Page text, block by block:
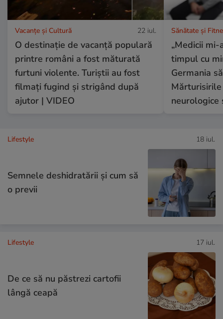
Vacanțe și Cultură 22 iul.
O destinație de vacanță populară
printre români a fost măturată
furtuni violente. Turiștii au fost
filmați fugind și strigând după
ajutor | VIDEO
Sănătate și
„Medicii
timpul cu
Germania
neurologice
Lifestyle 18 iul.
Semnele deshidratării și cum să
o previi
Lifestyle 17 iul.
De ce să nu păstrezi cartofii
lângă ceapă